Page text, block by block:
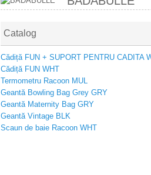
Catalog
Cădiță FUN + SUPORT PENTRU CADITA
Cădiță FUN WHT
Termometru Racoon MUL
Geantă Bowling Bag Grey GRY
Geantă Maternity Bag GRY
Geantă Vintage BLK
Scaun de baie Racoon WHT